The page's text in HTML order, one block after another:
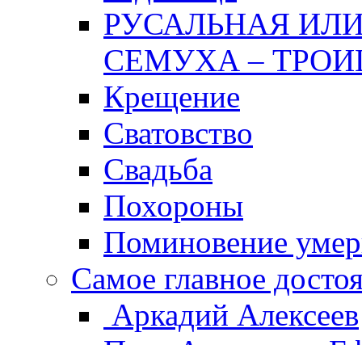
РУСАЛЬНАЯ
СЕМУХА –
Крещение
Сватовство
Свадьба
Похороны
Поминовение
Самое главное
Аркадий Алексеев